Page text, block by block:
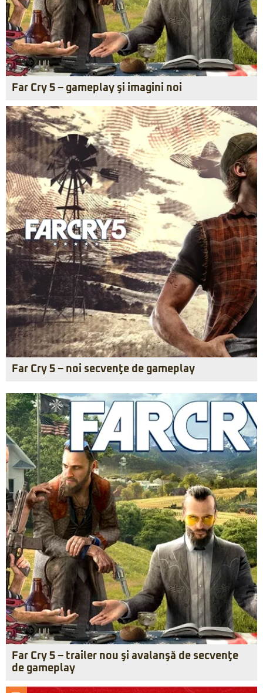
Far Cry 5 – gameplay şi imagini noi
Far Cry 5 – noi secvenţe de gameplay
Far Cry 5 – trailer nou şi avalanşă de secvenţe
de gameplay